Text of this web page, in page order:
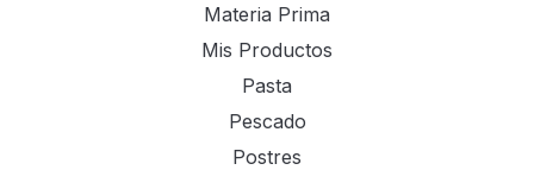
Materia Prima
Mis Productos
Pasta
Pescado
Postres